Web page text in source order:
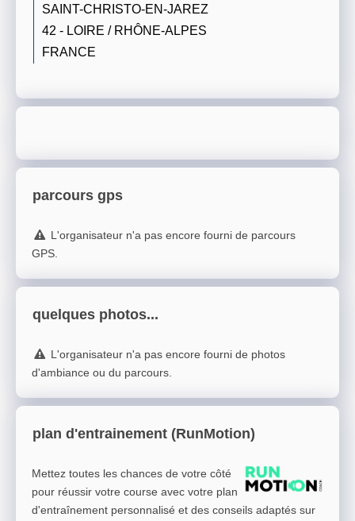
SAINT-CHRISTO-EN-JAREZ
42 - LOIRE / RHÔNE-ALPES
FRANCE
parcours gps
L'organisateur n'a pas encore fourni de parcours
GPS.
quelques photos...
L'organisateur n'a pas encore fourni de photos
d'ambiance ou du parcours.
plan d'entrainement (RunMotion)
Mettez toutes les chances de votre côté
pour réussir votre course avec votre plan
d'entraînement personnalisé et des conseils adaptés sur